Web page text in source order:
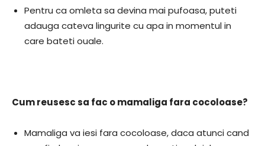
Pentru ca omleta sa devina mai pufoasa, puteti
adauga cateva lingurite cu apa in momentul in
care bateti ouale.
Cum reusesc sa fac o mamaliga fara cocoloase?
Mamaliga va iesi fara cocoloase, daca atunci cand